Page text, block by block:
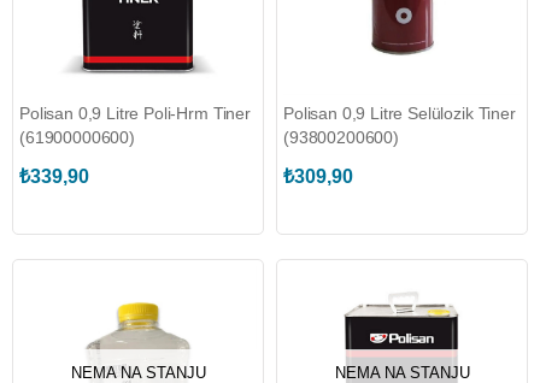
Polisan 0,9 Litre Poli-Hrm Tiner
(61900000600)
₺339,90
Polisan 0,9 Litre Selülozik Tiner
(93800200600)
₺309,90
NEMA NA STANJU NEMA NA STANJU